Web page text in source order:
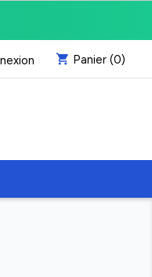
shopping_cart Panier (0)